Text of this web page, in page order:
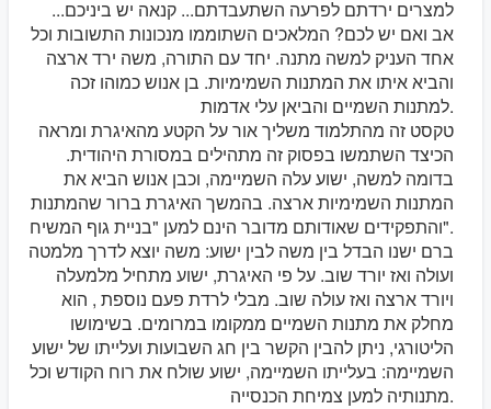
למצרים ירדתם לפרעה השתעבדתם... קנאה יש ביניכם...
אב ואם יש לכם? המלאכים השתוממו מנכונות התשובות וכל
אחד העניק למשה מתנה. יחד עם התורה, משה ירד ארצה
והביא איתו את המתנות השמימיות. בן אנוש כמוהו זכה
למתנות השמיים והביאן עלי אדמות.
טקסט זה מהתלמוד משליך אור על הקטע מהאיגרת ומראה
הכיצד השתמשו בפסוק זה מתהילים במסורת היהודית.
בדומה למשה, ישוע עלה השמיימה, וכבן אנוש הביא את
המתנות השמימיות ארצה. בהמשך האיגרת ברור שהמתנות
והתפקידים שאודותם מדובר הינם למען "בניית גוף המשיח".
ברם ישנו הבדל בין משה לבין ישוע: משה יוצא לדרך מלמטה
ועולה ואז יורד שוב. על פי האיגרת, ישוע מתחיל מלמעלה
ויורד ארצה ואז עולה שוב. מבלי לרדת פעם נוספת , הוא
מחלק את מתנות השמיים ממקומו במרומים. בשימושו
הליטורגי, ניתן להבין הקשר בין חג השבועות ועלייתו של ישוע
השמיימה: בעלייתו השמיימה, ישוע שולח את רוח הקודש וכל
מתנותיה למען צמיחת הכנסייה.